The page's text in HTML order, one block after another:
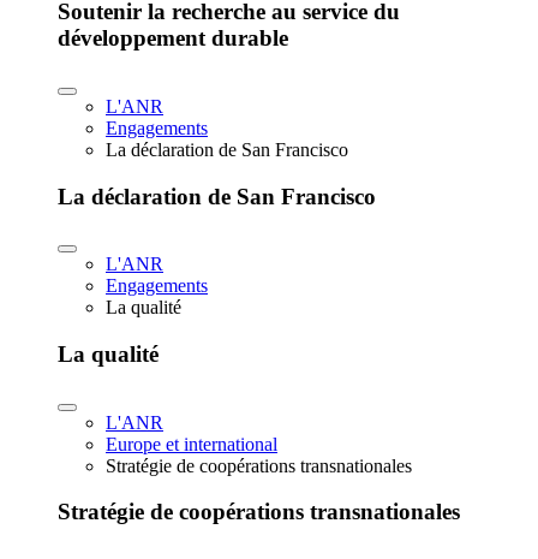
Soutenir la recherche au service du
développement durable
L'ANR
Engagements
La déclaration de San Francisco
La déclaration de San Francisco
L'ANR
Engagements
La qualité
La qualité
L'ANR
Europe et international
Stratégie de coopérations transnationales
Stratégie de coopérations transnationales